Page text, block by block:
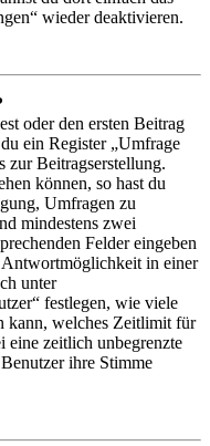
wieder deaktivieren.
oder den ersten Beitrag
ein Register „Umfrage
zur Beitragserstellung.
können, so hast du
Umfragen zu
mindestens zwei
Felder eingeben
Antwortmöglichkeit in einer
unter
festlegen, wie viele
kann, welches Zeitlimit für
eine zeitlich unbegrenzte
ihre Stimme